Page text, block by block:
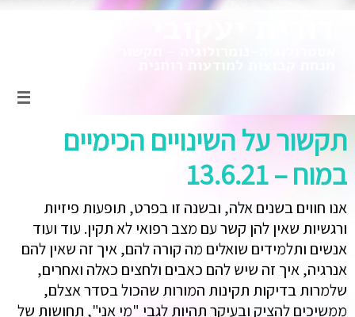
תקשור על השינויים הכימיים
במוח – 13.6.21
אנו חווים בשנים אלה, ובשנה זו בפרט, תופעות פיזיות
ורגשיות שאין להן קשר עם מצב רפואי לא תקין. עוד ועוד
אנשים ותלמידים שואלים מה קורה להם, איך זה שאין להם
אנרגיה, איך זה שיש להם כאבים ולחצים כאלה ואחרים,
שלמרות בדיקות תקינות המורות שהכול בסדר אצלם,
ממשיכים להציק ובעיקר תהיות לגבי "מי אני", תחושות של